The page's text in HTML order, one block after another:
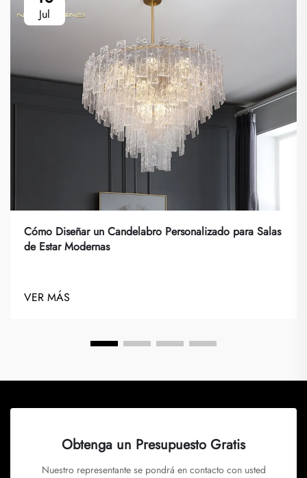
Jul
Cómo Diseñar un Candelabro Personalizado para Salas
de Estar Modernas
VER MÁS
Obtenga un Presupuesto Gratis
Nuestro representante se pondrá en contacto con usted